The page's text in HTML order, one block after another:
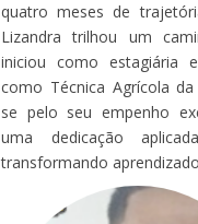
quatro meses de
Lizandra trilhou um
iniciou como estagiária
como Técnica Agrícola
se pelo seu empenho
uma dedicação
transformando
reais. Desejamos à
caminhada dentro da